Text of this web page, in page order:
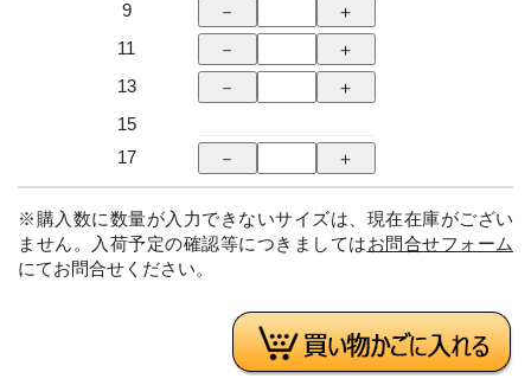
9
11
13
15
17
※購入数に数量が入力できないサイズは、現在在庫がござい
ません。入荷予定の確認等につきましてはお問合せフォーム
にてお問合せください。